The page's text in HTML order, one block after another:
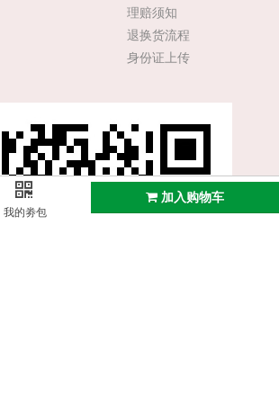
我的劵包
加入购物车
理赔须知
退换货流程
身份证上传